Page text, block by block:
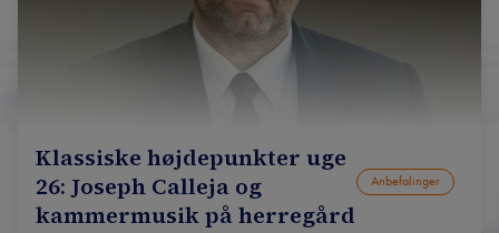
Klassiske højdepunkter uge
26: Joseph Calleja og
kammermusik på herregård
Anbefalinger